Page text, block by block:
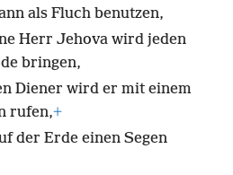
als Fluch benutzen,
Herr Jehova wird jeden
bringen,
Diener wird er mit einem
rufen,+
der Erde einen Segen